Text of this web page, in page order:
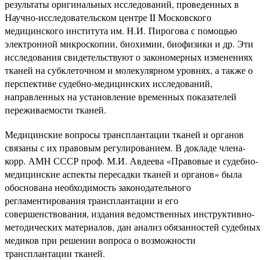
результаты оригинальных исследований, проведенных в
Научно-исследовательском центре II Московского
медицинского института им. Н.И. Пирогова с помощью
электронной микроскопии, биохимии, биофизики и др. Эти
исследования свидетельствуют о закономерных изменениях
тканей на субклеточном и молекулярном уровнях, а также о
перспективе судебно-медицинских исследований,
направленных на установление временных показателей
переживаемости тканей.
Медицинские вопросы трансплантации тканей и органов
связаны с их правовым регулированием. В докладе члена-
корр. АМН СССР проф. М.И. Авдеева «Правовые и судебно-
медицинские аспекты пересадки тканей и органов» была
обоснована необходимость законодательного
регламентирования трансплантации и его
совершенствования, издания ведомственных инструктивно-
методических материалов, дан анализ обязанностей судебных
медиков при решении вопроса о возможности
трансплантации тканей.